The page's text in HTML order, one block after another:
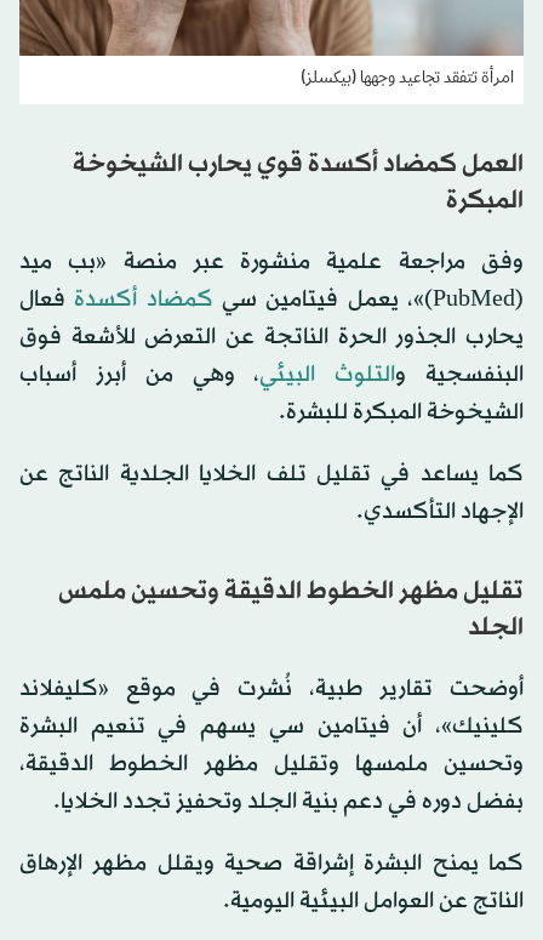
امرأة تتفقد تجاعيد وجهها (بيكسلز)
العمل كمضاد أكسدة قوي يحارب الشيخوخة
المبكرة
وفق مراجعة علمية منشورة عبر منصة «بب ميد
(PubMed)»، يعمل فيتامين سي
كمضاد أكسدةفعال
يحارب الجذور الحرة الناتجة عن التعرض للأشعة فوق
البنفسجية والتلوث البيئي، وهي من أبرز أسباب
الشيخوخة المبكرة للبشرة.
كما يساعد في تقليل تلف الخلايا الجلدية الناتج عن
الإجهاد التأكسدي.
تقليل مظهر الخطوط الدقيقة وتحسين ملمس
الجلد
أوضحت تقارير طبية، نُشرت في موقع «كليفلاند
كلينيك»، أن فيتامين سي يسهم في تنعيم البشرة
وتحسين ملمسها وتقليل مظهر الخطوط الدقيقة،
بفضل دوره في دعم بنية الجلد وتحفيز تجدد الخلايا.
كما يمنح البشرة إشراقة صحية ويقلل مظهر الإرهاق
الناتج عن العوامل البيئية اليومية.